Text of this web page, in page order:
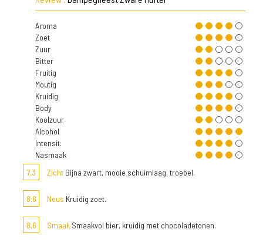
Aroma
Zoet
Zuur
Bitter
Fruitig
Moutig
Kruidig
Body
Koolzuur
Alcohol
Intensit.
Nasmaak
7,3
Zicht Bijna zwart, mooie schuimlaag, troebel.
8,6 Neus Kruidig zoet.
8,6 Smaak Smaakvol bier, kruidig met chocoladetonen.